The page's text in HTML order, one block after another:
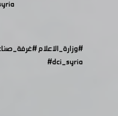
#وزارة_الاعلام
#dci_syria